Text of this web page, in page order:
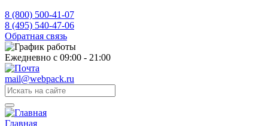
8 (800) 500-41-07
8 (495) 540-47-06
Обратная связь
Ежедневно с 09:00 - 21:00
mail@webpack.ru
Главная